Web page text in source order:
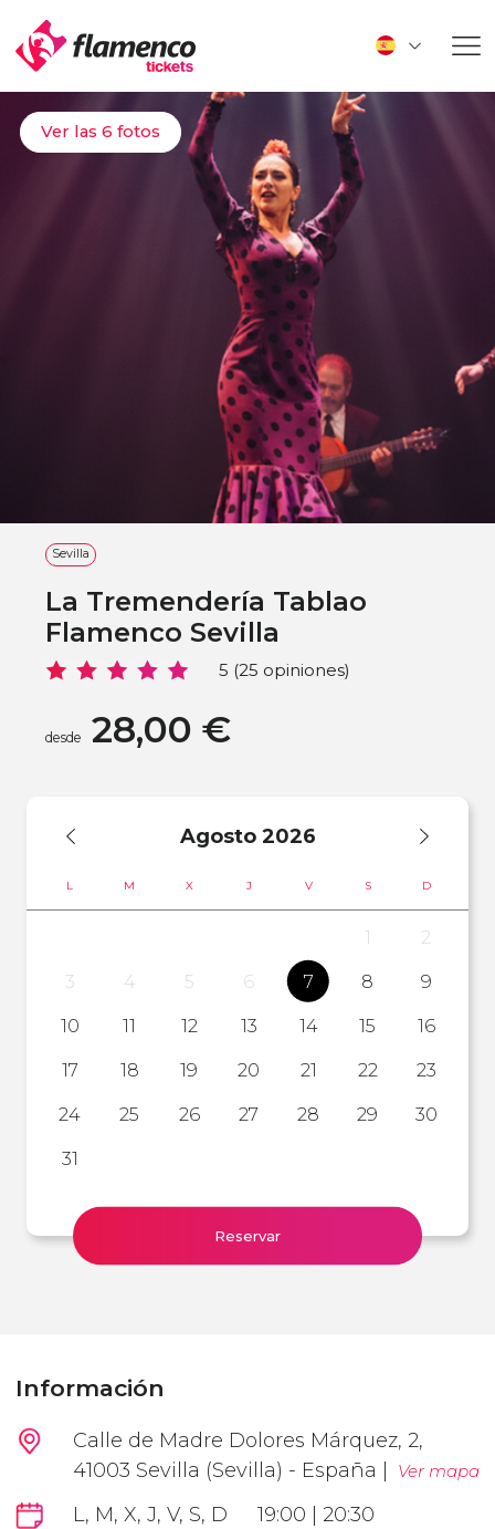
Ver las 6 fotos
Sevilla
La Tremendería Tablao
Flamenco Sevilla
5 (25 opiniones)
desde 28,00 €
Agosto 2026
L M X J V S D
1
2
3
4 5 6 7 8
9
10
11 12 13 14 15
16
17
18 19 20 21 22
23
24
25 26 27 28 29
30
31
Reservar
Información
Calle de Madre Dolores Márquez, 2,
41003 Sevilla (Sevilla) - España |
Ver mapa
L, M, X, J, V, S, D
19:00 | 20:30